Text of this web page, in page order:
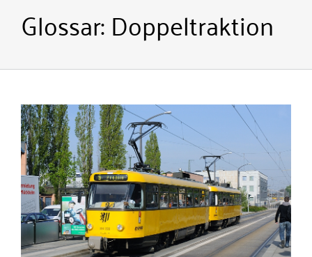
Glossar:Doppeltraktion